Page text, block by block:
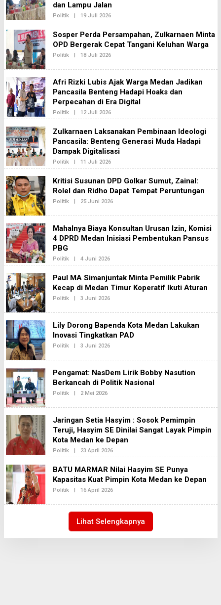
D
A
K
I
2
dan Lampu Jalan
Politik | 19 Juli 2026O
L
H
R
D
K
S
I
2
Sosper Perda Persampahan, Zulkarnaen Minta
OPD Bergerak Cepat Tangani Keluhan Warga
Politik | 18 Juli 2026O
E
R
E
D
A
S
2
Afri Rizki Lubis Ajak Warga Medan Jadikan
Pancasila Benteng Hadapi Hoaks dan
Perpecahan di Era Digital
Politik | 12 Juli 2026O
L
H
R
D
A
K
I
2
Zulkarnaen Laksanakan Pembinaan Ideologi
Pancasila: Benteng Generasi Muda Hadapi
Dampak Digitalisasi
Politik | 11 Juli 2026O
L
H
R
D
K
S
I
2
Kritisi Susunan DPD Golkar Sumut, Zainal:
Rolel dan Ridho Dapat Tempat Peruntungan
Politik | 25 Juni 2026O
E
R
E
D
S
2
Mahalnya Biaya Konsultan Urusan Izin, Komisi
4 DPRD Medan Inisiasi Pembentukan Pansus
PBG
Politik | 4 Juni 2026O
L
H
R
D
K
I
2
Paul MA Simanjuntak Minta Pemilik Pabrik
Kecap di Medan Timur Koperatif Ikuti Aturan
Politik | 3 Juni 2026O
E
R
E
D
A
S
2
Lily Dorong Bapenda Kota Medan Lakukan
Inovasi Tingkatkan PAD
Politik | 3 Juni 2026O
E
R
E
D
S
2
Pengamat: NasDem Lirik Bobby Nasution
Berkancah di Politik Nasional
Politik | 2 Mei 2026O
E
R
E
D
A
K
S
2
Jaringan Setia Hasyim : Sosok Pemimpin
Teruji, Hasyim SE Dinilai Sangat Layak Pimpin
Kota Medan ke Depan
Politik | 23 April 2026O
L
H
R
D
K
S
I
BATU MARMAR Nilai Hasyim SE Punya
Kapasitas Kuat Pimpin Kota Medan ke Depan
Politik | 16 April 2026O
E
H
E
D
A
Lihat Selengkapnya